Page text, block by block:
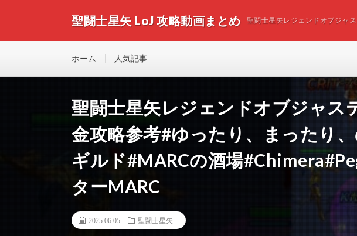
聖闘士星矢 LoJ 攻略動画まとめ 聖闘士星矢レジェンドオブジャ
ホーム 人気記事
聖闘士星矢レジェンドオブジャス
金攻略参考#ゆったり、まったり
ギルド#MARCの酒場
ターMARC
2025.06.05 聖闘士星矢